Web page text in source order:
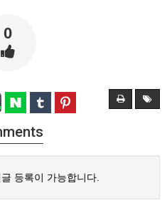
0
등록이 가능합니다.